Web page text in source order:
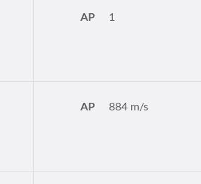
AP
1
AP
884 m/s